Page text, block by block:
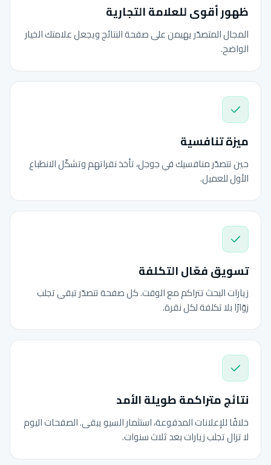
ظهور أقوى للعلامة التجارية
المجال المتصدّر يهيمن على صفحة النتائج ويجعل علامتك الخيار
الواضح.
ميزة تنافسية
حين تتصدّر منافسيك في جوجل، تأخذ نقراتهم وتشكّل الانطباع
الأول للعميل.
تسويق فعّال التكلفة
زيارات البحث تتراكم مع الوقت. كل صفحة تتصدّر تبقى تجلب
زوّارًا بلا تكلفة لكل نقرة.
نتائج متراكمة طويلة الأمد
خلافًا للإعلانات المدفوعة، استثمار السيو يبقى. الصفحات اليوم
لا تزال تجلب زيارات بعد ثلاث سنوات.